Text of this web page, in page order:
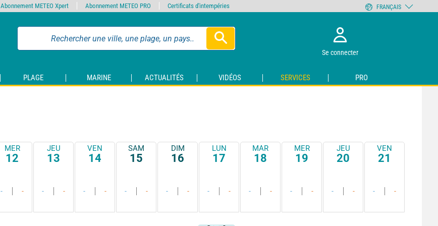
Se connecter
PLAGE MARINE ACTUALITÉS VIDÉOS SERVICES PRO
MER
12
- -
JEU
13
- -
VEN
14
- -
SAM
15
- -
DIM
16
- -
LUN
17
- -
MAR
18
- -
MER
19
- -
JEU
20
- -
VEN
21
- -
Abonnement METEO Xpert Abonnement METEO PRO Certificats d'intempéries FRANÇAIS